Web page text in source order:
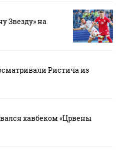
Звезду» на
Ристича из
хавбеком «Црвены